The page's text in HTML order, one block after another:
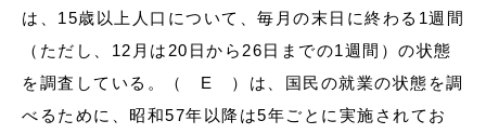
は、15歳以上人口について、毎月の末日に終わる1週間
（ただし、12月は20日から26日までの1週間）の状態
を調査している。（ E ）は、国民の就業の状態を調
べるために、昭和57年以降は5年ごとに実施されてお